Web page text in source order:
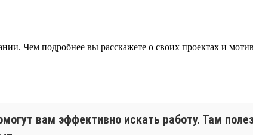
Чем подробнее вы расскажете о своих проектах и
вам эффективно искать работу. Там